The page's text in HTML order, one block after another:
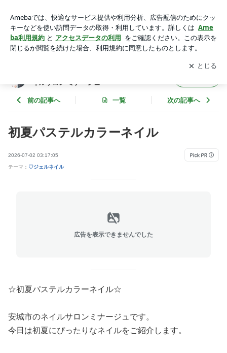
もできるネイルサロン ミナージュ
アプリをダウンロードして ブログの更新通知
を受け取りまし
ょう。
開く
イルサロン ミナージュ
前の記事へ 一覧 次の記事へ
初夏パステルカラーネイル
2026-07-02 03:17:05
テーマ： ♡ジェルネイル
広告を表示できませんでした
☆初夏パステルカラーネイル☆
安城市のネイルサロンミナージュです。
今日は初夏にぴったりなネイルをご紹介します。